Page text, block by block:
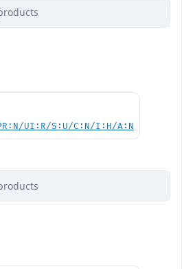
UI:R/S:U/C:N/I:H/A:N